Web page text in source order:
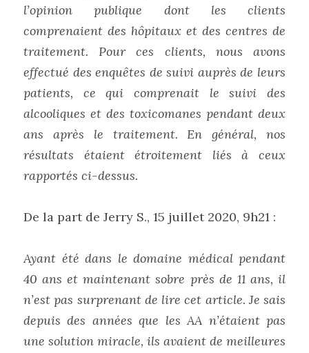
l’opinion publique dont les clients
comprenaient des hôpitaux et des centres de
traitement. Pour ces clients, nous avons
effectué des enquêtes de suivi auprès de leurs
patients, ce qui comprenait le suivi des
alcooliques et des toxicomanes pendant deux
ans après le traitement. En général, nos
résultats étaient étroitement liés à ceux
rapportés ci-dessus.
De la part de Jerry S., 15 juillet 2020, 9h21 :
Ayant été dans le domaine médical pendant
40 ans et maintenant sobre près de 11 ans, il
n’est pas surprenant de lire cet article. Je sais
depuis des années que les AA n’étaient pas
une solution miracle, ils avaient de meilleures